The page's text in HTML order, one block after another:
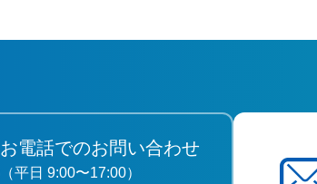
お電話でのお問い合わせ
（平日 9:00〜17:00）